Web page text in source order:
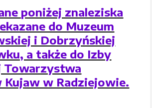
poniżej znaleziska
do Muzeum
i Dobrzyńskiej
a także do Izby
Towarzystwa
Kujaw w Radziejowie.